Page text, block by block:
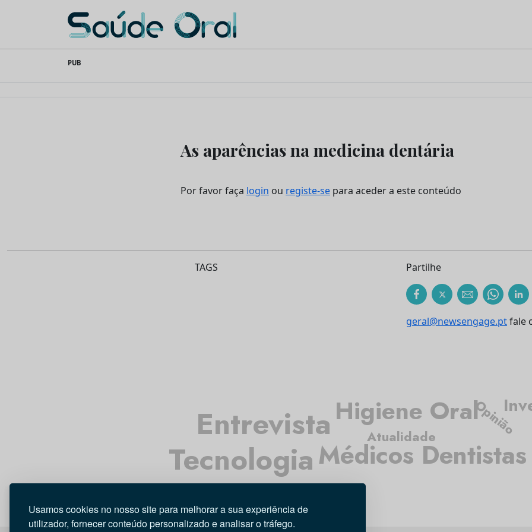
Usamos cookies no nosso site para melhorar a sua experiência de
utilizador, fornecer conteúdo personalizado e analisar o tráfego.
content
Saúde Oral
PUB
As aparências na medicina dentária
Por favor faça login ou registe-se para aceder a este conteúdo
TAGS Partilhe
geral@newsengage.ptfale
Atualidade
Médicos Dentistas
Higiene Oral
Entrevista Opinião
Tecnologia